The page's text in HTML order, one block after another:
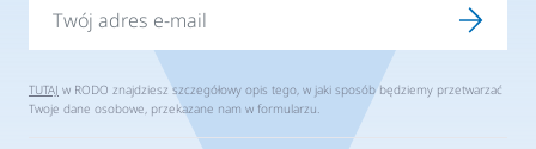
TUTAJ w RODO znajdziesz szczegółowy opis tego, w jaki sposób będziemy przetwarzać
Twoje dane osobowe, przekazane nam w formularzu.